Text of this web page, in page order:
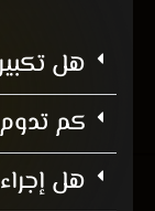
هل
كم تدوم
هل